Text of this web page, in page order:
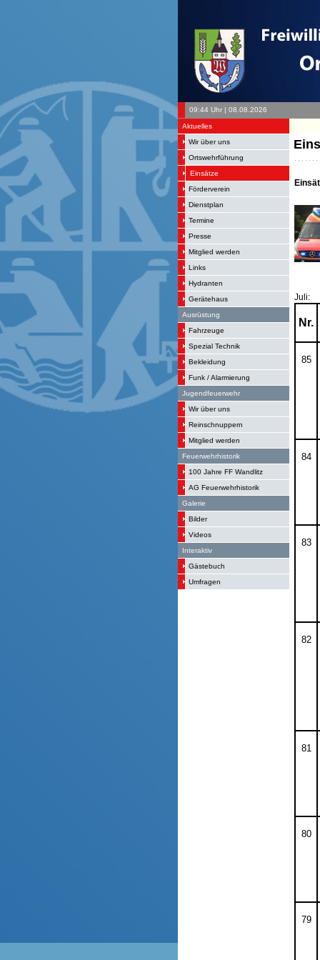
09:44 Uhr | 08.08.2026
Aktuelles
Wir über uns
Ortswehrführung
Einsätze
Förderverein
Dienstplan
Termine
Presse
Mitglied werden
Links
Hydranten
Gerätehaus
Ausrüstung
Fahrzeuge
Spezial Technik
Bekleidung
Funk / Alarmierung
Jugendfeuerwehr
Wir über uns
Reinschnuppern
Mitglied werden
Feuerwehrhistorik
100 Jahre FF Wandlitz
AG Feuerwehrhistorik
Galerie
Bilder
Videos
Interaktiv
Gästebuch
Umfragen
Juli:
Nr.
85
84
83
82
81
80
79